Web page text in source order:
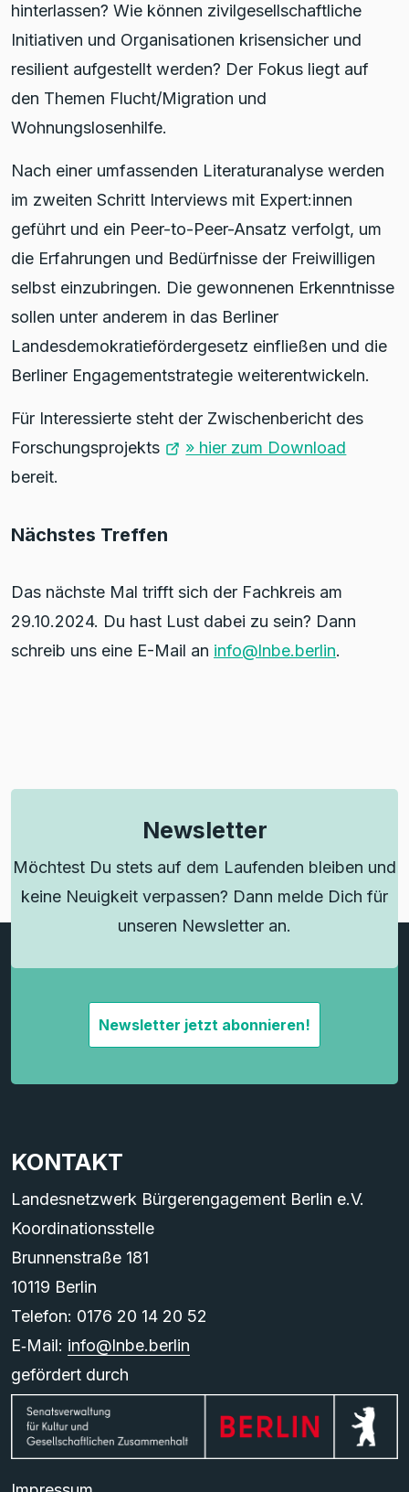
hinterlassen? Wie können zivilgesellschaftliche
Initiativen und Organisationen krisensicher und
resilient aufgestellt werden? Der Fokus liegt auf
den Themen Flucht/Migration und
Wohnungslosenhilfe.
Nach einer umfassenden Literaturanalyse werden
im zweiten Schritt Interviews mit Expert:innen
geführt und ein Peer-to-Peer-Ansatz verfolgt, um
die Erfahrungen und Bedürfnisse der Freiwilligen
selbst einzubringen. Die gewonnenen Erkenntnisse
sollen unter anderem in das Berliner
Landesdemokratiefördergesetz einfließen und die
Berliner Engagementstrategie weiterentwickeln.
Für Interessierte steht der Zwischenbericht des
Forschungsprojekts
» hier zum Download
bereit.
Nächstes Treffen
Das nächste Mal trifft sich der Fachkreis am
29.10.2024. Du hast Lust dabei zu sein? Dann
schreib uns eine E-Mail an info@lnbe.berlin.
Newsletter
Möchtest Du stets auf dem Laufenden bleiben und
keine Neuigkeit verpassen? Dann melde Dich für
unseren Newsletter an.
Newsletter jetzt abonnieren!
KONTAKT
Landesnetzwerk Bürgerengagement Berlin e.V.
Koordinationsstelle
Brunnenstraße 181
10119 Berlin
Telefon: 0176 20 14 20 52
E‑Mail: info@lnbe.berlin
gefördert durch